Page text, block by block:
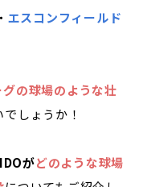
エスコンフィールド
の球場のような壮
しょうか！
がどのような球場